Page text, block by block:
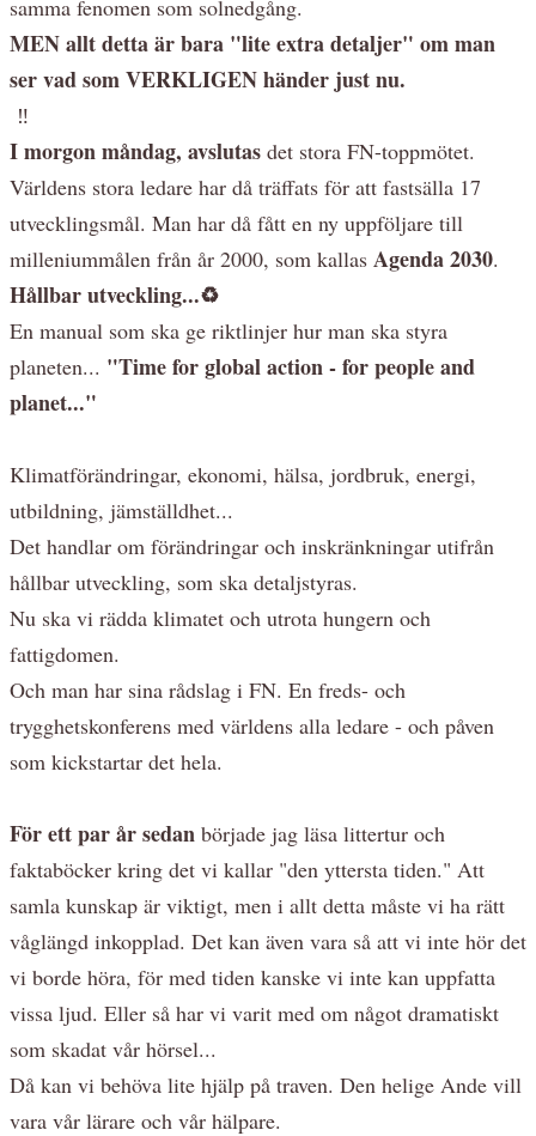
samma fenomen som solnedgång.
MEN allt detta är bara "lite extra detaljer" om man
ser vad som VERKLIGEN händer just nu.
‼️
I morgon måndag, avslutas det stora FN-toppmötet.
Världens stora ledare har då träffats för att fastsälla 17
utvecklingsmål. Man har då fått en ny uppföljare till
milleniummålen från år 2000, som kallas Agenda 2030.
Hållbar utveckling...♻️
En manual som ska ge riktlinjer hur man ska styra
planeten... "Time for global action - for people and
planet..."
Klimatförändringar, ekonomi, hälsa, jordbruk, energi,
utbildning, jämställdhet...
Det handlar om förändringar och inskränkningar utifrån
hållbar utveckling, som ska detaljstyras.
Nu ska vi rädda klimatet och utrota hungern och
fattigdomen.
Och man har sina rådslag i FN. En freds- och
trygghetskonferens med världens alla ledare - och påven
som kickstartar det hela.
För ett par år sedan började jag läsa littertur och
faktaböcker kring det vi kallar "den yttersta tiden." Att
samla kunskap är viktigt, men i allt detta måste vi ha rätt
våglängd inkopplad. Det kan även vara så att vi inte hör det
vi borde höra, för med tiden kanske vi inte kan uppfatta
vissa ljud. Eller så har vi varit med om något dramatiskt
som skadat vår hörsel...
Då kan vi behöva lite hjälp på traven. Den helige Ande vill
vara vår lärare och vår hälpare.